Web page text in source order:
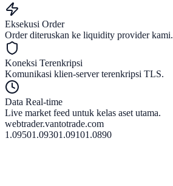
Eksekusi Order
Order diteruskan ke liquidity provider kami.
Koneksi Terenkripsi
Komunikasi klien-server terenkripsi TLS.
Data Real-time
Live market feed untuk kelas aset utama.
webtrader.vantotrade.com
1.09501.09301.09101.0890